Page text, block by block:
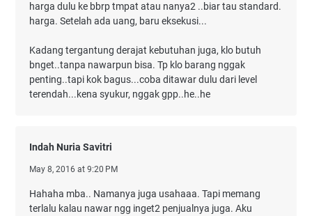
harga dulu ke bbrp tmpat atau nanya2 ..biar tau standard.
harga. Setelah ada uang, baru eksekusi...
Kadang tergantung derajat kebutuhan juga, klo butuh
bnget..tanpa nawarpun bisa. Tp klo barang nggak
penting..tapi kok bagus...coba ditawar dulu dari level
terendah...kena syukur, nggak gpp..he..he
Indah Nuria Savitri
May 8, 2016 at 9:20 PM
Hahaha mba.. Namanya juga usahaaa. Tapi memang
terlalu kalau nawar ngg inget2 penjualnya juga. Aku